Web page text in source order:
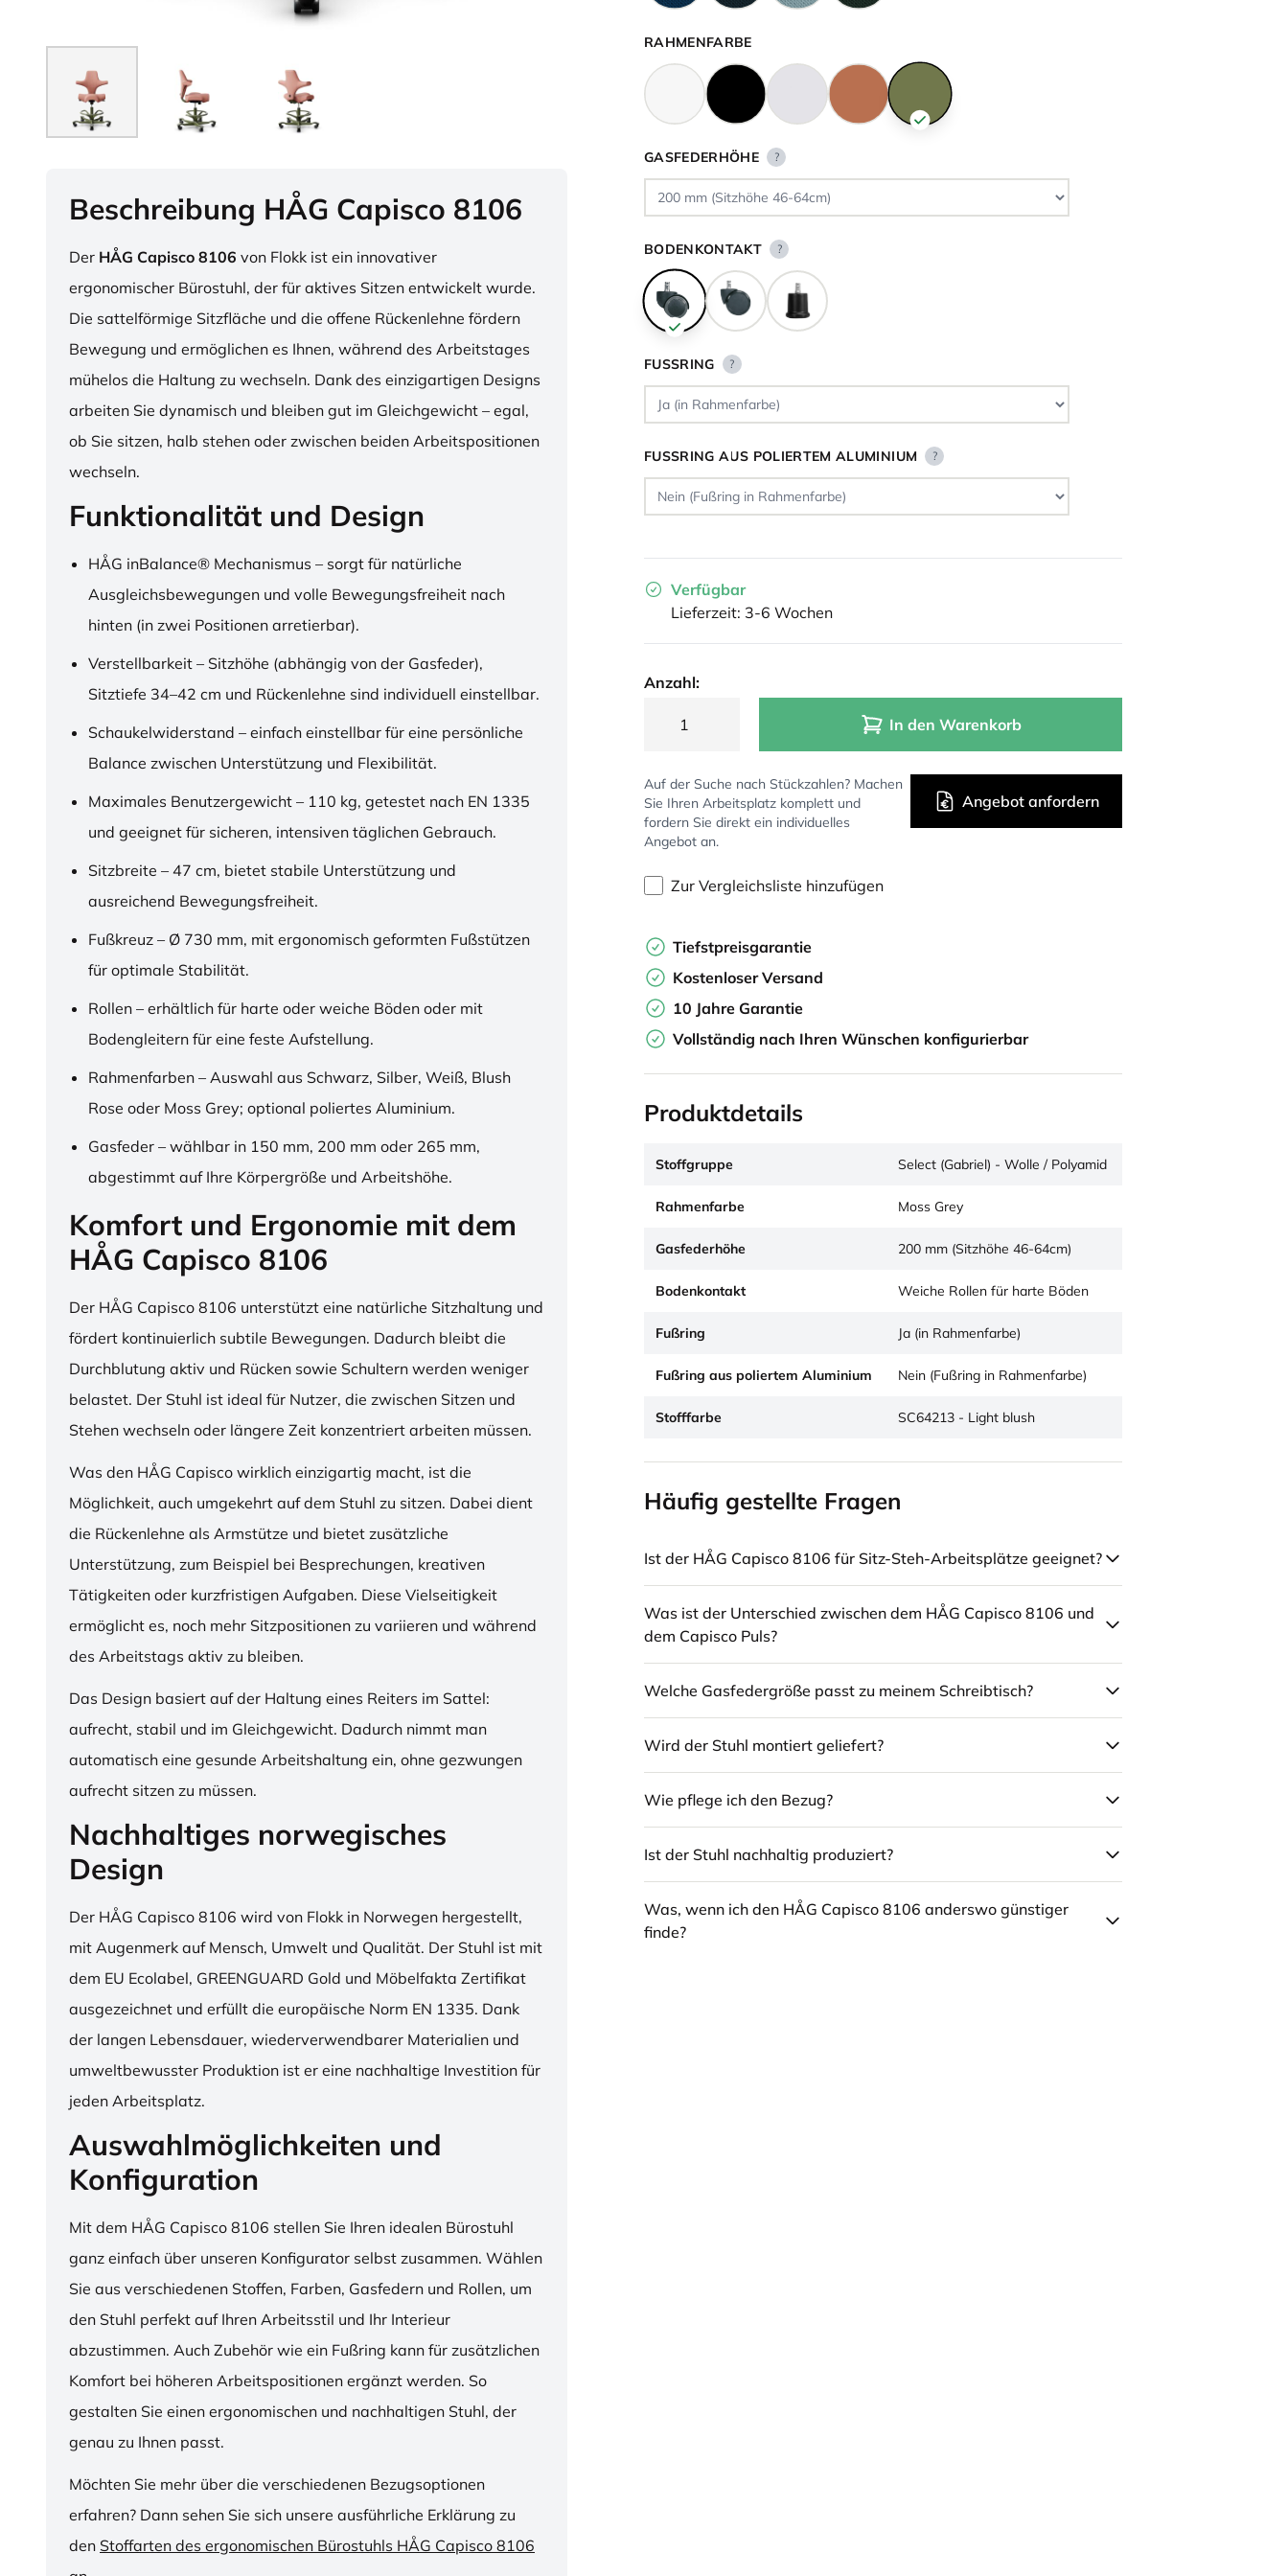
Beschreibung HÅG Capisco 8106
Der HÅG Capisco 8106 von Flokk ist ein innovativer
ergonomischer Bürostuhl, der für aktives Sitzen entwickelt wurde.
Die sattelförmige Sitzfläche und die offene Rückenlehne fördern
Bewegung und ermöglichen es Ihnen, während des Arbeitstages
mühelos die Haltung zu wechseln. Dank des einzigartigen Designs
arbeiten Sie dynamisch und bleiben gut im Gleichgewicht – egal,
ob Sie sitzen, halb stehen oder zwischen beiden Arbeitspositionen
wechseln.
Funktionalität und Design
HÅG inBalance® Mechanismus – sorgt für natürliche
Ausgleichsbewegungen und volle Bewegungsfreiheit nach
hinten (in zwei Positionen arretierbar).
Verstellbarkeit – Sitzhöhe (abhängig von der Gasfeder),
Sitztiefe 34–42 cm und Rückenlehne sind individuell einstellbar.
Schaukelwiderstand – einfach einstellbar für eine persönliche
Balance zwischen Unterstützung und Flexibilität.
Maximales Benutzergewicht – 110 kg, getestet nach EN 1335
und geeignet für sicheren, intensiven täglichen Gebrauch.
Sitzbreite – 47 cm, bietet stabile Unterstützung und
ausreichend Bewegungsfreiheit.
Fußkreuz – Ø 730 mm, mit ergonomisch geformten Fußstützen
für optimale Stabilität.
Rollen – erhältlich für harte oder weiche Böden oder mit
Bodengleitern für eine feste Aufstellung.
Rahmenfarben – Auswahl aus Schwarz, Silber, Weiß, Blush
Rose oder Moss Grey; optional poliertes Aluminium.
Gasfeder – wählbar in 150 mm, 200 mm oder 265 mm,
abgestimmt auf Ihre Körpergröße und Arbeitshöhe.
Komfort und Ergonomie mit dem
HÅG Capisco 8106
Der HÅG Capisco 8106 unterstützt eine natürliche Sitzhaltung und
fördert kontinuierlich subtile Bewegungen. Dadurch bleibt die
Durchblutung aktiv und Rücken sowie Schultern werden weniger
belastet. Der Stuhl ist ideal für Nutzer, die zwischen Sitzen und
Stehen wechseln oder längere Zeit konzentriert arbeiten müssen.
Was den HÅG Capisco wirklich einzigartig macht, ist die
Möglichkeit, auch umgekehrt auf dem Stuhl zu sitzen. Dabei dient
die Rückenlehne als Armstütze und bietet zusätzliche
Unterstützung, zum Beispiel bei Besprechungen, kreativen
Tätigkeiten oder kurzfristigen Aufgaben. Diese Vielseitigkeit
ermöglicht es, noch mehr Sitzpositionen zu variieren und während
des Arbeitstags aktiv zu bleiben.
Das Design basiert auf der Haltung eines Reiters im Sattel:
aufrecht, stabil und im Gleichgewicht. Dadurch nimmt man
automatisch eine gesunde Arbeitshaltung ein, ohne gezwungen
aufrecht sitzen zu müssen.
Nachhaltiges norwegisches
Design
Der HÅG Capisco 8106 wird von Flokk in Norwegen hergestellt,
mit Augenmerk auf Mensch, Umwelt und Qualität. Der Stuhl ist mit
dem EU Ecolabel, GREENGUARD Gold und Möbelfakta Zertifikat
ausgezeichnet und erfüllt die europäische Norm EN 1335. Dank
der langen Lebensdauer, wiederverwendbarer Materialien und
umweltbewusster Produktion ist er eine nachhaltige Investition für
jeden Arbeitsplatz.
Auswahlmöglichkeiten und
Konfiguration
Mit dem HÅG Capisco 8106 stellen Sie Ihren idealen Bürostuhl
ganz einfach über unseren Konfigurator selbst zusammen. Wählen
Sie aus verschiedenen Stoffen, Farben, Gasfedern und Rollen, um
den Stuhl perfekt auf Ihren Arbeitsstil und Ihr Interieur
abzustimmen. Auch Zubehör wie ein Fußring kann für zusätzlichen
Komfort bei höheren Arbeitspositionen ergänzt werden. So
gestalten Sie einen ergonomischen und nachhaltigen Stuhl, der
genau zu Ihnen passt.
Möchten Sie mehr über die verschiedenen Bezugsoptionen
erfahren? Dann sehen Sie sich unsere ausführliche Erklärung zu
den Stoffarten des ergonomischen Bürostuhls HÅG Capisco 8106
RAHMENFARBE
GASFEDERHÖHE ?
BODENKONTAKT ?
FUSSRING ?
FUSSRING AUS POLIERTEM ALUMINIUM ?
Verfügbar
Lieferzeit: 3-6 Wochen
Anzahl:
In den Warenkorb
Auf der Suche nach Stückzahlen? Machen
Sie Ihren Arbeitsplatz komplett und
fordern Sie direkt ein individuelles
Angebot an.
Angebot anfordern
Zur Vergleichsliste hinzufügen
Tiefstpreisgarantie
Kostenloser Versand
10 Jahre Garantie
Vollständig nach Ihren Wünschen konfigurierbar
Produktdetails
Stoffgruppe Select (Gabriel) - Wolle / Polyamid
Rahmenfarbe Moss Grey
Gasfederhöhe 200 mm (Sitzhöhe 46-64cm)
Bodenkontakt Weiche Rollen für harte Böden
Fußring Ja (in Rahmenfarbe)
Fußring aus poliertem Aluminium Nein (Fußring in Rahmenfarbe)
Stofffarbe SC64213 - Light blush
Häufig gestellte Fragen
Ist der HÅG Capisco 8106 für Sitz-Steh-Arbeitsplätze geeignet?
Was ist der Unterschied zwischen dem HÅG Capisco 8106 und
dem Capisco Puls?
Welche Gasfedergröße passt zu meinem Schreibtisch?
Wird der Stuhl montiert geliefert?
Wie pflege ich den Bezug?
Ist der Stuhl nachhaltig produziert?
Was, wenn ich den HÅG Capisco 8106 anderswo günstiger
finde?